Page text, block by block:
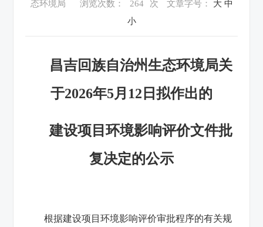
态环境局
浏览次数： 264 次 文章字号： 大 中
小
昌吉回族自治州生态环境局关
于2026年5月12 日拟作出的
建设项目环境影响评价文件批
复决定的公示
根据建设项目环境影响评价审批程序的有关规